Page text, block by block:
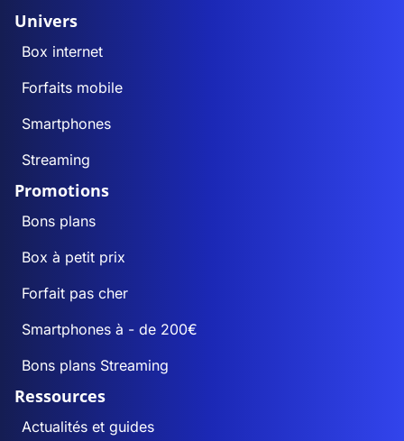
Univers
Box internet
Forfaits mobile
Smartphones
Streaming
Promotions
Bons plans
Box à petit prix
Forfait pas cher
Smartphones à - de 200€
Bons plans Streaming
Ressources
Actualités et guides